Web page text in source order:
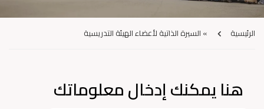
الرئيسية » السيرة الذاتية لأعضاء الهيئة التدريسية
هنا يمكنك إدخال معلوماتك